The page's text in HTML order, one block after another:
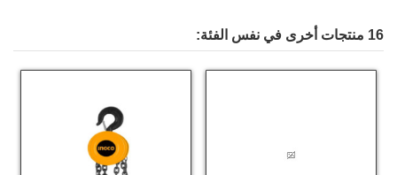
16 منتجات أخرى في نفس الفئة: